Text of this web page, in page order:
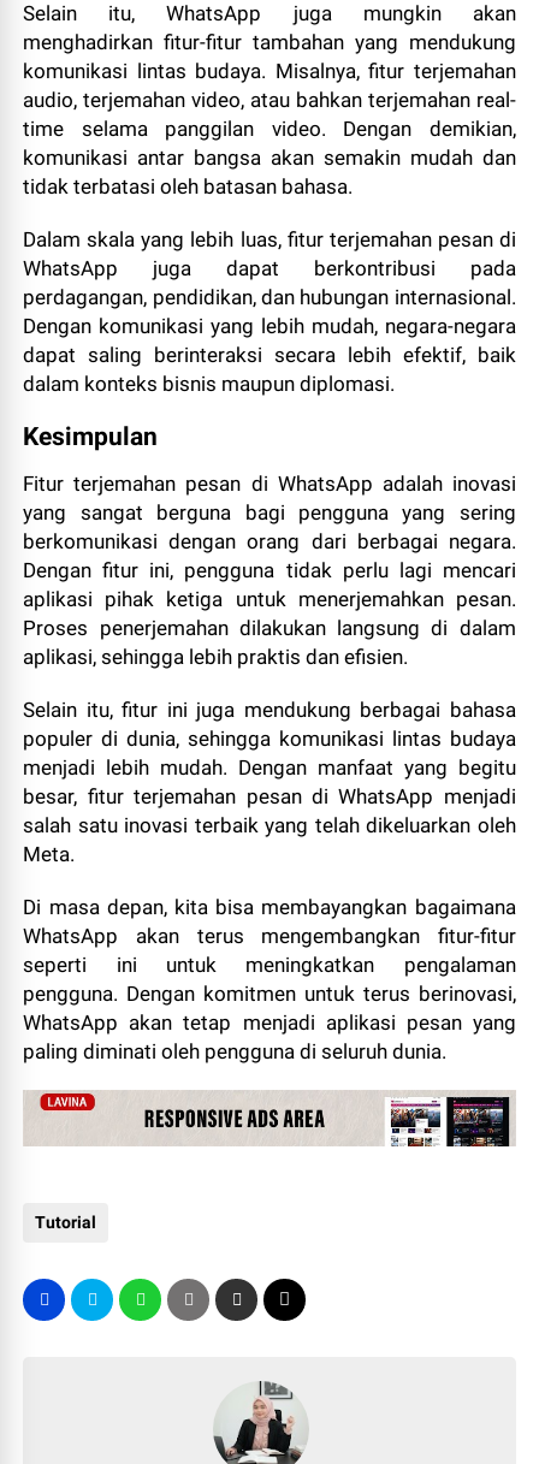
Selain itu, WhatsApp juga mungkin akan
menghadirkan fitur-fitur tambahan yang mendukung
komunikasi lintas budaya. Misalnya, fitur terjemahan
audio, terjemahan video, atau bahkan terjemahan real-
time selama panggilan video. Dengan demikian,
komunikasi antar bangsa akan semakin mudah dan
tidak terbatasi oleh batasan bahasa.
Dalam skala yang lebih luas, fitur terjemahan pesan di
WhatsApp juga dapat berkontribusi pada
perdagangan, pendidikan, dan hubungan internasional.
Dengan komunikasi yang lebih mudah, negara-negara
dapat saling berinteraksi secara lebih efektif, baik
dalam konteks bisnis maupun diplomasi.
Kesimpulan
Fitur terjemahan pesan di WhatsApp adalah inovasi
yang sangat berguna bagi pengguna yang sering
berkomunikasi dengan orang dari berbagai negara.
Dengan fitur ini, pengguna tidak perlu lagi mencari
aplikasi pihak ketiga untuk menerjemahkan pesan.
Proses penerjemahan dilakukan langsung di dalam
aplikasi, sehingga lebih praktis dan efisien.
Selain itu, fitur ini juga mendukung berbagai bahasa
populer di dunia, sehingga komunikasi lintas budaya
menjadi lebih mudah. Dengan manfaat yang begitu
besar, fitur terjemahan pesan di WhatsApp menjadi
salah satu inovasi terbaik yang telah dikeluarkan oleh
Meta.
Di masa depan, kita bisa membayangkan bagaimana
WhatsApp akan terus mengembangkan fitur-fitur
seperti ini untuk meningkatkan pengalaman
pengguna. Dengan komitmen untuk terus berinovasi,
WhatsApp akan tetap menjadi aplikasi pesan yang
paling diminati oleh pengguna di seluruh dunia.
Tutorial